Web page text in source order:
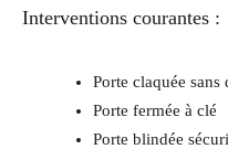
Interventions courantes :
Porte claquée sans
Porte fermée à clé
Porte blindée